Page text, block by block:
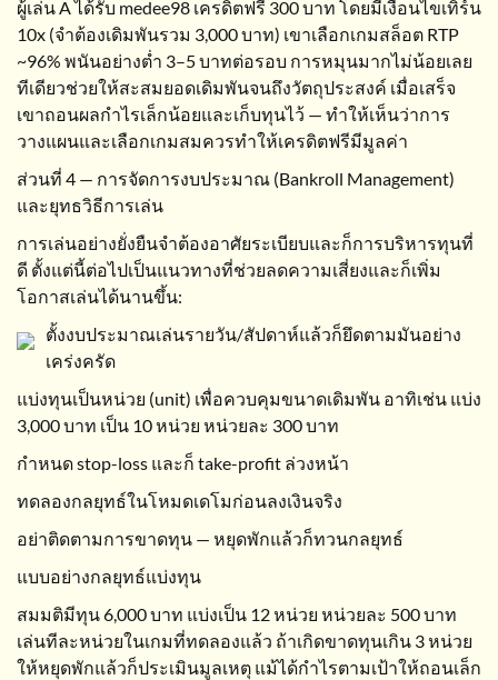
ผู้เล่น A ได้รับ medee98 เครดิตฟรี 300 บาท โดยมีเงื่อนไขเทิร์น
10x (จำต้องเดิมพันรวม 3,000 บาท) เขาเลือกเกมสล็อต RTP
~96% พนันอย่างต่ำ 3–5 บาทต่อรอบ การหมุนมากไม่น้อยเลย
ทีเดียวช่วยให้สะสมยอดเดิมพันจนถึงวัตถุประสงค์ เมื่อเสร็จ
เขาถอนผลกำไรเล็กน้อยและเก็บทุนไว้ — ทำให้เห็นว่าการ
วางแผนและเลือกเกมสมควรทำให้เครดิตฟรีมีมูลค่า
ส่วนที่ 4 — การจัดการงบประมาณ (Bankroll Management)
และยุทธวิธีการเล่น
การเล่นอย่างยั่งยืนจำต้องอาศัยระเบียบและก็การบริหารทุนที่
ดี ตั้งแต่นี้ต่อไปเป็นแนวทางที่ช่วยลดความเสี่ยงและก็เพิ่ม
โอกาสเล่นได้นานขึ้น:
ตั้งงบประมาณเล่นรายวัน/สัปดาห์แล้วก็ยึดตามมันอย่าง
เคร่งครัด
แบ่งทุนเป็นหน่วย (unit) เพื่อควบคุมขนาดเดิมพัน อาทิเช่น แบ่ง
3,000 บาท เป็น 10 หน่วย หน่วยละ 300 บาท
กำหนด stop-loss และก็ take-profit ล่วงหน้า
ทดลองกลยุทธ์ในโหมดเดโมก่อนลงเงินจริง
อย่าติดตามการขาดทุน — หยุดพักแล้วก็ทวนกลยุทธ์
แบบอย่างกลยุทธ์แบ่งทุน
สมมติมีทุน 6,000 บาท แบ่งเป็น 12 หน่วย หน่วยละ 500 บาท
เล่นทีละหน่วยในเกมที่ทดลองแล้ว ถ้าเกิดขาดทุนเกิน 3 หน่วย
ให้หยุดพักแล้วก็ประเมินมูลเหตุ แม้ได้กำไรตามเป้าให้ถอนเล็ก